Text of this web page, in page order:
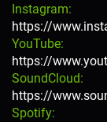
Instagram:
https://
YouTube:
https://
SoundCloud:
https://
Spotify: